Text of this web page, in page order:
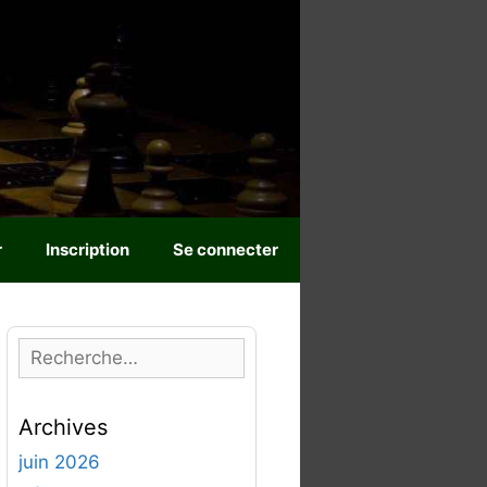
Inscription Se connecter
e
h
e
Archives
juin 2026